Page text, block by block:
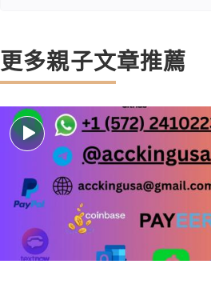
更多親子文章推薦